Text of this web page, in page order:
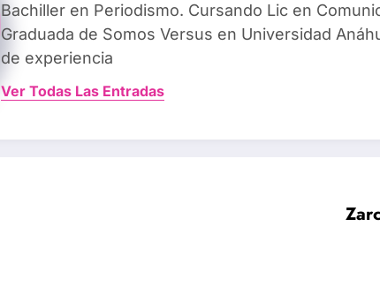
Bachiller en Periodismo. Cursando Lic en
Graduada de Somos Versus en Universidad
de experiencia
Ver Todas Las Entradas